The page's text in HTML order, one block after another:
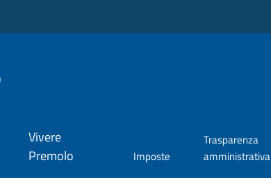
Vivere
Premolo
Imposte
Trasparenza
amministrativa